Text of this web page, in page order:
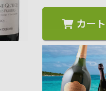
カー